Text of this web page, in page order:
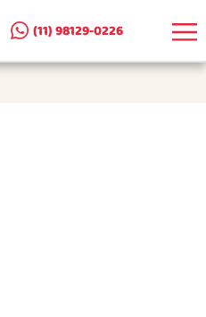
(11) 98129-0226